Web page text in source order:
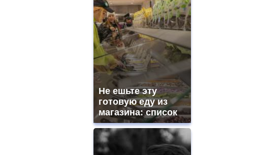
Не ешьте эту
готовую еду из
магазина: список